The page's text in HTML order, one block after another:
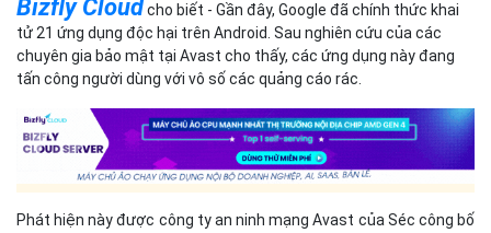
Bizfly Cloudcho biết - Gần đây, Google đã chính thức khai
tử 21 ứng dụng độc hại trên Android. Sau nghiên cứu của các
chuyên gia bảo mật tại Avast cho thấy, các ứng dụng này đang
tấn công người dùng với vô số các quảng cáo rác.
Phát hiện này được công ty an ninh mạng Avast của Séc công bố